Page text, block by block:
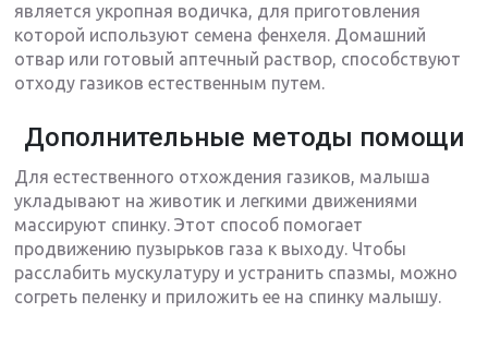
является укропная водичка, для приготовления
которой используют семена фенхеля. Домашний
отвар или готовый аптечный раствор, способствуют
отходу газиков естественным путем.
Дополнительные методы помощи
Для естественного отхождения газиков, малыша
укладывают на животик и легкими движениями
массируют спинку. Этот способ помогает
продвижению пузырьков газа к выходу. Чтобы
расслабить мускулатуру и устранить спазмы, можно
согреть пеленку и приложить ее на спинку малышу.